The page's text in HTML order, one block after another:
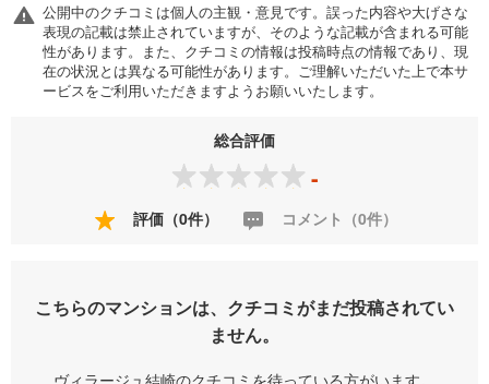
公開中のクチコミは個人の主観・意見です。誤った内容や大げさな
表現の記載は禁止されていますが、そのような記載が含まれる可能
性があります。また、クチコミの情報は投稿時点の情報であり、現
在の状況とは異なる可能性があります。ご理解いただいた上で本サ
ービスをご利用いただきますようお願いいたします。
総合評価
-
評価（0件） コメント（0件）
こちらのマンションは、クチコミがまだ投稿されてい
ません。